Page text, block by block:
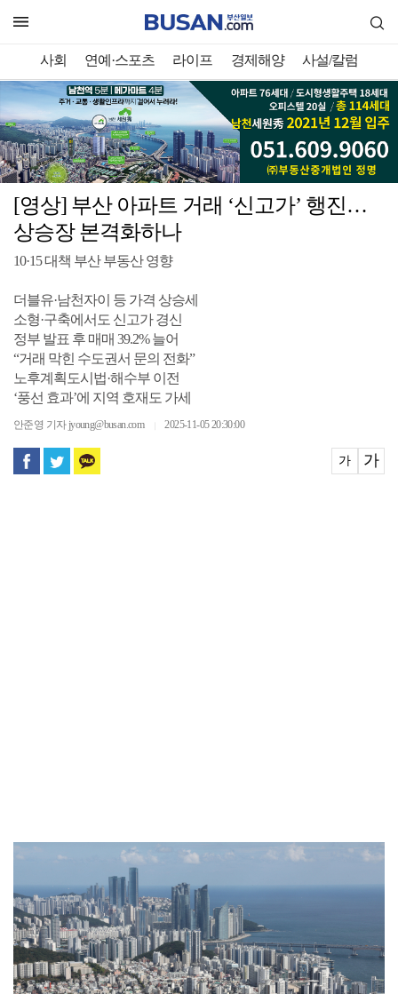
사회 연예·스포츠 라이프 경제해양 사설/칼럼
[영상] 부산 아파트 거래 ‘신고가’ 행진…
상승장 본격화하나
10·15 대책 부산 부동산 영향
더블유·남천자이 등 가격 상승세
소형·구축에서도 신고가 경신
정부 발표 후 매매 39.2% 늘어
“거래 막힌 수도권서 문의 전화”
노후계획도시법·해수부 이전
‘풍선 효과’에 지역 호재도 가세
안준영 기자 jyoung@busan.com 2025-11-05 20:30:00
가 가